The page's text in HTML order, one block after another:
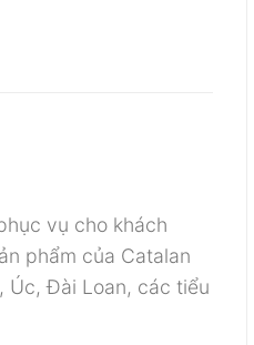
vụ cho khách
phẩm của Catalan
Úc, Đài Loan, các tiểu